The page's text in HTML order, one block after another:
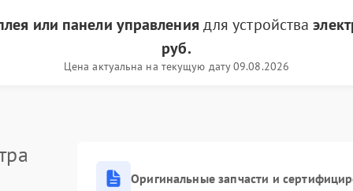
или панели управления для устройства
руб.
Цена актуальна на текущую дату 09.08.2026
Оригинальные запчасти и